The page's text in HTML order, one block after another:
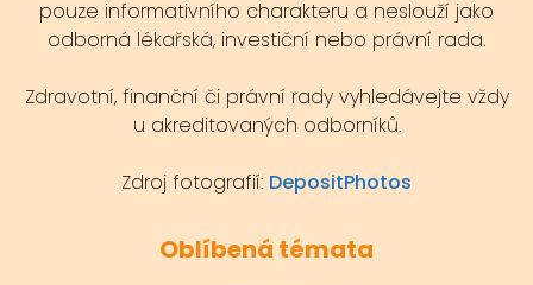
pouze informativního charakteru a neslouží jako
odborná lékařská, investiční nebo právní rada.
Zdravotní, finanční či právní rady vyhledávejte vždy
u akreditovaných odborníků.
Zdroj fotografií: DepositPhotos
Oblíbená témata